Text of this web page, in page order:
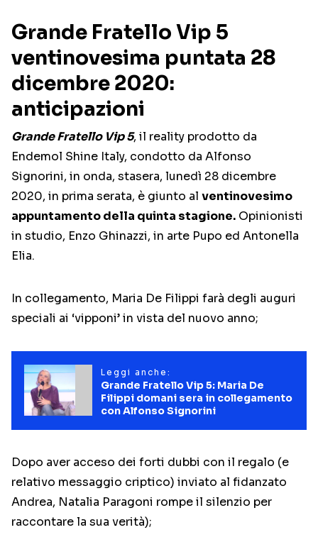
Grande Fratello Vip 5
ventinovesima puntata 28
dicembre 2020:
anticipazioni
Grande Fratello Vip 5, il reality prodotto da
Endemol Shine Italy, condotto da Alfonso
Signorini, in onda, stasera, lunedì 28 dicembre
2020, in prima serata, è giunto al ventinovesimo
appuntamento della quinta stagione. Opinionisti
in studio, Enzo Ghinazzi, in arte Pupo ed Antonella
Elia.
In collegamento, Maria De Filippi farà degli auguri
speciali ai ‘vipponi’ in vista del nuovo anno;
Leggi anche:
Grande Fratello Vip 5: Maria De
Filippi domani sera in collegamento
con Alfonso Signorini
Dopo aver acceso dei forti dubbi con il regalo (e
relativo messaggio criptico) inviato al fidanzato
Andrea, Natalia Paragoni rompe il silenzio per
raccontare la sua verità);